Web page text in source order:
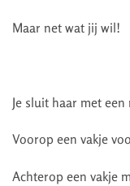
Maar net wat jij wil!
Je sluit haar met een
Voorop een vakje
Achterop een vakje